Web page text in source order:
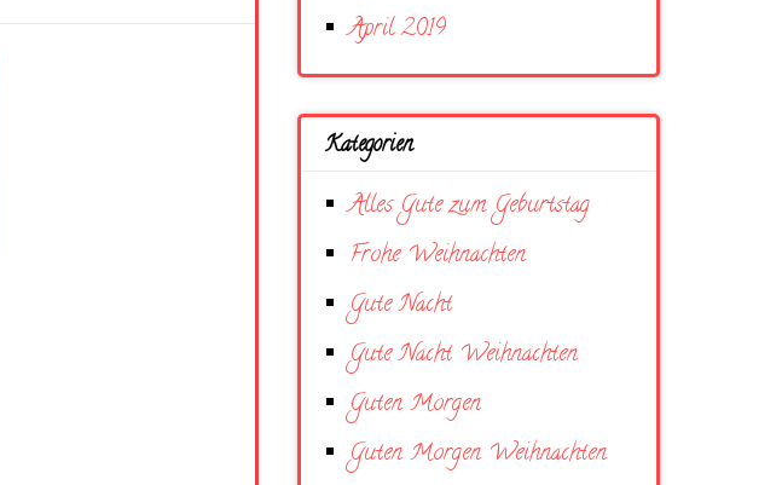
April 2019
Kategorien
Alles Gute zum Geburtstag
Frohe Weihnachten
Gute Nacht
Gute Nacht Weihnachten
Guten Morgen
Guten Morgen Weihnachten